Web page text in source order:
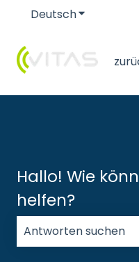
Deutsch
Hallo! Wie
helfen?